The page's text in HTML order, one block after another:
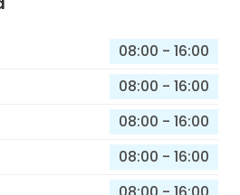
08:00 - 16:00
08:00 - 16:00
08:00 - 16:00
08:00 - 16:00